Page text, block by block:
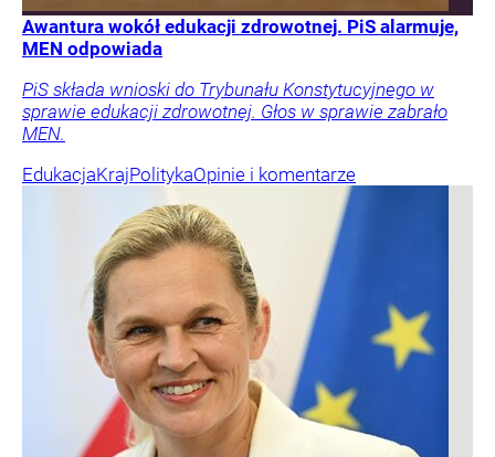
Awantura wokół edukacji zdrowotnej. PiS alarmuje,
MEN odpowiada
PiS składa wnioski do Trybunału Konstytucyjnego w
sprawie edukacji zdrowotnej. Głos w sprawie zabrało
MEN.
EdukacjaKrajPolitykaOpinie i komentarze